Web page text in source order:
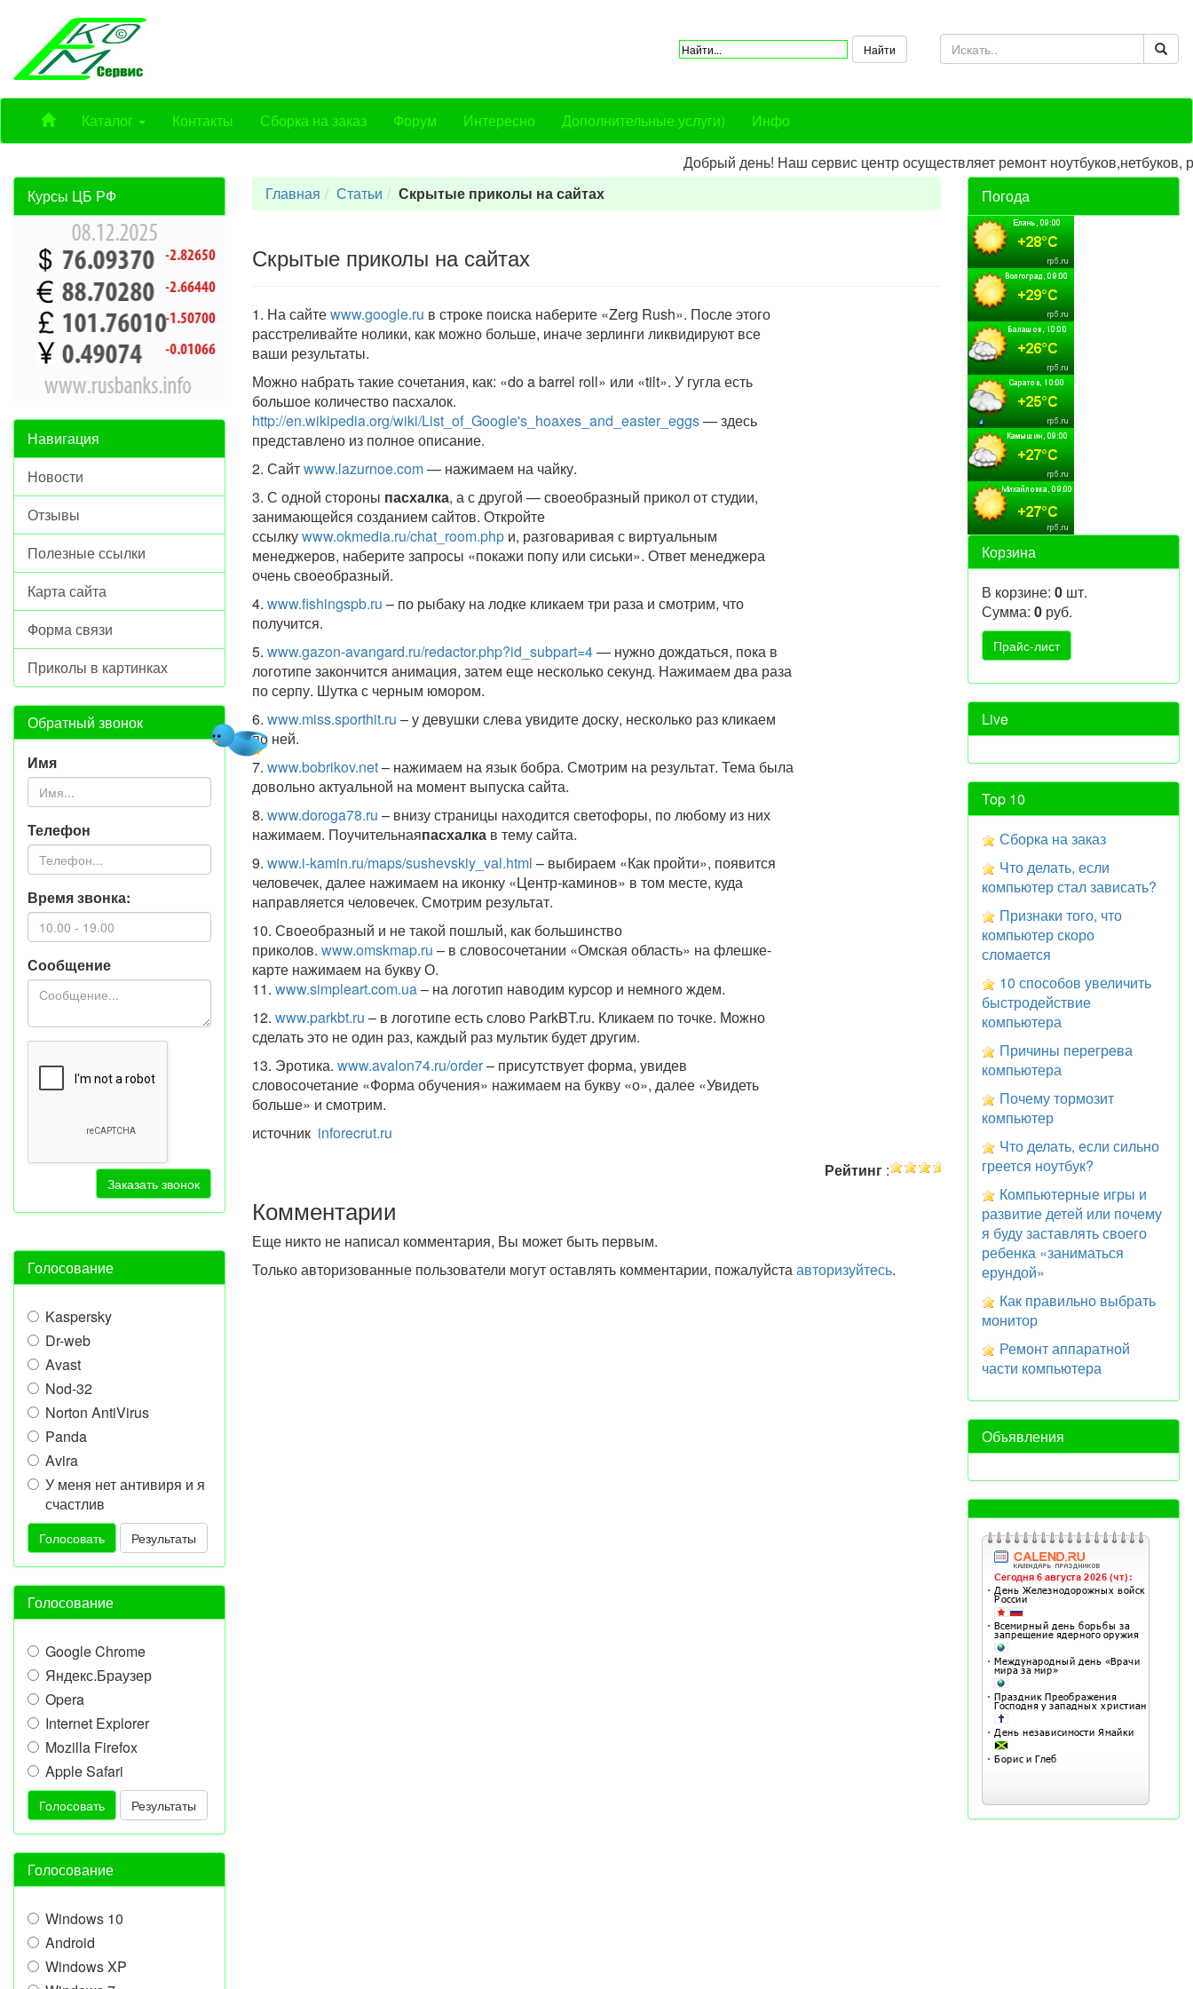
Каталог Контакты Сборка на заказ Форум Интересно Дополнительные услуги) Инфо
Добрый день! Наш сервис центр осуществляет ремонт ноутбуков,нетбуков,
Курсы ЦБ РФ
Навигация
Новости
Отзывы
Полезные ссылки
Карта сайта
Форма связи
Приколы в картинках
Обратный звонок
Имя
Телефон
Время звонка:
Сообщение
Заказать звонок
Голосование
Kaspersky
Dr-web
Avast
Nod-32
Norton AntiVirus
Panda
Avira
У меня нет антивиря и я
счастлив
Голосовать Результаты
Голосование
Google Chrome
Яндекс.Браузер
Opera
Internet Explorer
Mozilla Firefox
Apple Safari
Голосовать Результаты
Голосование
Windows 10
Android
Windows XP
Главная Статьи Скрытые приколы на сайтах
Скрытые приколы на сайтах
1. На сайтеwww.google.ru в строке поиска наберите «Zerg Rush». После этого
расстреливайте нолики, как можно больше, иначе зерлинги ликвидируют все
ваши результаты.
Можно набрать такие сочетания, как: «do a barrel roll» или «tilt». У гугла есть
большое количество пасхалок.
http://en.wikipedia.org/wiki/List_of_Google's_hoaxes_and_easter_eggs— здесь
представлено из полное описание.
2. Сайтwww.lazurnoe.com— нажимаем на чайку.
3. С одной стороны пасхалка, а с другой — своеобразный прикол от студии,
занимающейся созданием сайтов. Откройте
ссылкуwww.okmedia.ru/chat_room.phpи, разговаривая с виртуальным
менеджеров, наберите запросы «покажи попу или сиськи». Ответ менеджера
очень своеобразный.
4. www.fishingspb.ru – по рыбаку на лодке кликаем три раза и смотрим, что
получится.
5. www.gazon-avangard.ru/redactor.php?id_subpart=4— нужно дождаться, пока в
логотипе закончится анимация, затем еще несколько секунд. Нажимаем два раза
по серпу. Шутка с черным юмором.
6. www.miss.sporthit.ru – у девушки слева увидите доску, несколько раз кликаем
по ней.
7. www.bobrikov.net– нажимаем на язык бобра. Смотрим на результат. Тема была
довольно актуальной на момент выпуска сайта.
8. www.doroga78.ru – внизу страницы находится светофоры, по любому из них
нажимаем. Поучительнаяпасхалкав тему сайта.
9. www.i-kamin.ru/maps/sushevskiy_val.html – выбираем «Как пройти», появится
человечек, далее нажимаем на иконку «Центр-каминов» в том месте, куда
направляется человечек. Смотрим результат.
10. Своеобразный и не такой пошлый, как большинство
приколов. www.omskmap.ru – в словосочетании «Омская область» на флешке-
карте нажимаем на букву О.
11. www.simpleart.com.ua– на логотип наводим курсор и немного ждем.
12. www.parkbt.ru – в логотипе есть слово ParkBT.ru. Кликаем по точке. Можно
сделать это не один раз, каждый раз мультик будет другим.
13. Эротика. www.avalon74.ru/order– присутствует форма, увидев
словосочетание «Форма обучения» нажимаем на букву «о», далее «Увидеть
больше» и смотрим.
источник inforecrut.ru
Рейтинг :
Комментарии
Еще никто не написал комментария, Вы может быть первым.
Только авторизованные пользователи могут оставлять комментарии, пожалуйстаавторизуйтесь.
Погода
Корзина
В корзине:0 шт.
Сумма:0 руб.
Live
Top 10
Сборка на заказ
Что делать, если
компьютер стал зависать?
Признаки того, что
компьютер скоро
сломается
10 способов увеличить
быстродействие
компьютера
Причины перегрева
компьютера
Почему тормозит
компьютер
Что делать, если сильно
греется ноутбук?
Компьютерные игры и
развитие детей или почему
я буду заставлять своего
ребенка «заниматься
ерундой»
Как правильно выбрать
монитор
Ремонт аппаратной
части компьютера
Объявления